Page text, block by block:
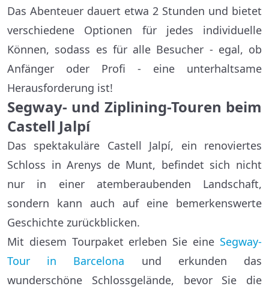
Das Abenteuer dauert etwa 2 Stunden und bietet
verschiedene Optionen für jedes individuelle
Können, sodass es für alle Besucher - egal, ob
Anfänger oder Profi - eine unterhaltsame
Herausforderung ist!
Segway- und Ziplining-Touren beim
Castell Jalpí
Das spektakuläre Castell Jalpí, ein renoviertes
Schloss in Arenys de Munt, befindet sich nicht
nur in einer atemberaubenden Landschaft,
sondern kann auch auf eine bemerkenswerte
Geschichte zurückblicken.
Mit diesem Tourpaket erleben Sie eine Segway-
Tour in Barcelona und erkunden das
wunderschöne Schlossgelände, bevor Sie die